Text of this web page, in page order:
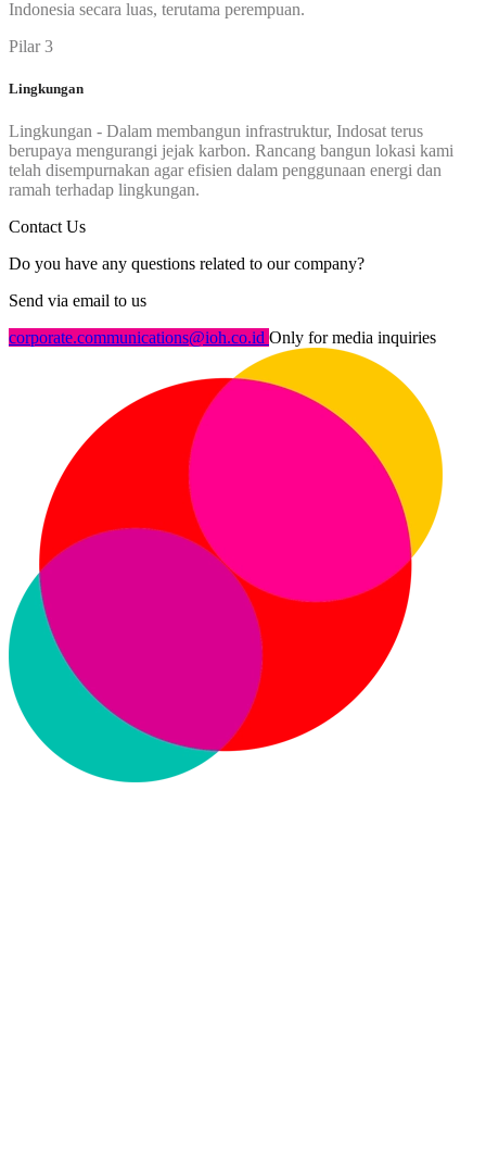
Indonesia secara luas, terutama perempuan.
Pilar 3
Lingkungan
Lingkungan - Dalam membangun infrastruktur, Indosat terus
berupaya mengurangi jejak karbon. Rancang bangun lokasi kami
telah disempurnakan agar efisien dalam penggunaan energi dan
ramah terhadap lingkungan.
Contact Us
Do you have any questions related to our company?
Send via email to us
corporate.communications@ioh.co.id Only for media inquiries